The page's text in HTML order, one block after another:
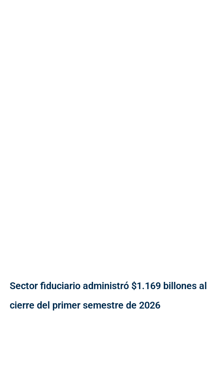
Sector fiduciario administró $1.169 billones al
cierre del primer semestre de 2026